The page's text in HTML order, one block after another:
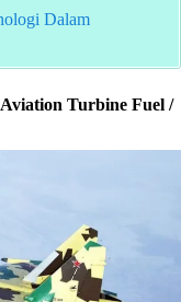
Dalam
Turbine Fuel /